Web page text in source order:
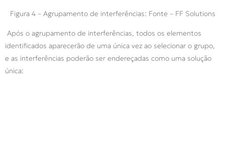
Figura 4 – Agrupamento de interferências: Fonte – FF Solutions
Após o agrupamento de interferências, todos os elementos
identificados aparecerão de uma única vez ao selecionar o grupo,
e as interferências poderão ser endereçadas como uma solução
única: